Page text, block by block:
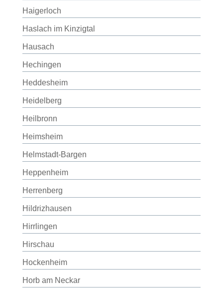
Haigerloch
Haslach im Kinzigtal
Hausach
Hechingen
Heddesheim
Heidelberg
Heilbronn
Heimsheim
Helmstadt-Bargen
Heppenheim
Herrenberg
Hildrizhausen
Hirrlingen
Hirschau
Hockenheim
Horb am Neckar